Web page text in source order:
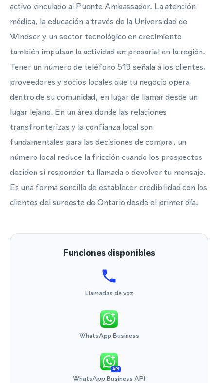
activo vinculado al Puente Ambassador. La atención
médica, la educación a través de la Universidad de
Windsor y un sector tecnológico en crecimiento
también impulsan la actividad empresarial en la región.
Tener un número de teléfono 519 señala a los clientes,
proveedores y socios locales que tu negocio opera
dentro de su comunidad, en lugar de llamar desde un
lugar lejano. En un área donde las relaciones
transfronterizas y la confianza local son
fundamentales para las decisiones de compra, un
número local reduce la fricción cuando los prospectos
deciden si responder tu llamada o devolver tu mensaje.
Es una forma sencilla de establecer credibilidad con los
clientes del suroeste de Ontario desde el primer día.
Funciones disponibles
Llamadas de voz
WhatsApp Business
API
WhatsApp Business API